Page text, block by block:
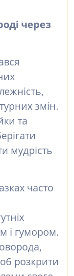
через
змін.
та
мудрість
часто
і гумором.
розкрити